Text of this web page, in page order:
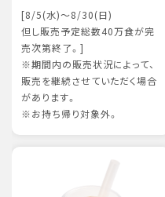
[8/5(水)～8/30(日)
但し販売予定総数40万食が完
売次第終了。]
※期間内の販売状況によって、
販売を継続させていただく場合
があります。
※お持ち帰り対象外。